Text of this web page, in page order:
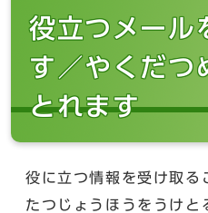
役立つメール
す／やくだつ
とれます
役に立つ情報を受け取る
たつじょうほうをうけと